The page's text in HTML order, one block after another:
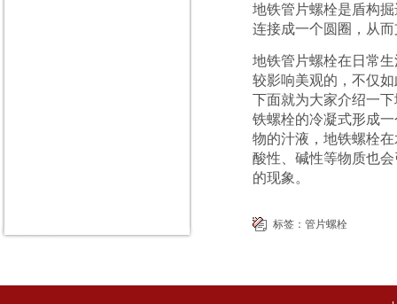
地铁管片螺栓是盾构
连接成一个圆圈，从
地铁管片螺栓在日常
较影响美观的，不仅
下面就为大家介绍一
铁螺栓的冷凝式形成
物的汁液，地铁螺栓
酸性、碱性等物质也
的现象。
标签： 管片螺栓